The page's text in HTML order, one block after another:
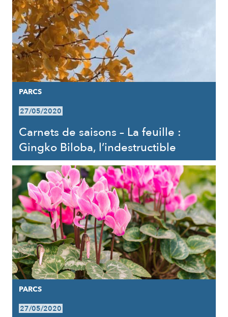
PARCS
27/05/2020
Carnets de saisons – La feuille :
Gingko Biloba, l’indestructible
PARCS
27/05/2020